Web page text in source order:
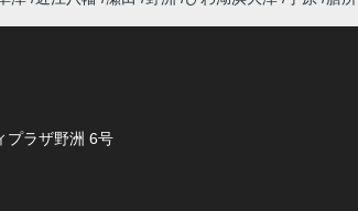
プラザ野洲 6号